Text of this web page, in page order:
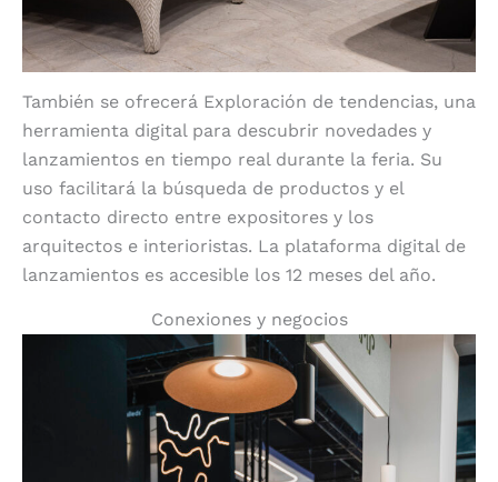
También se ofrecerá Exploración de tendencias, una
herramienta digital para descubrir novedades y
lanzamientos en tiempo real durante la feria. Su
uso facilitará la búsqueda de productos y el
contacto directo entre expositores y los
arquitectos e interioristas. La plataforma digital de
lanzamientos es accesible los 12 meses del año.
Conexiones y negocios